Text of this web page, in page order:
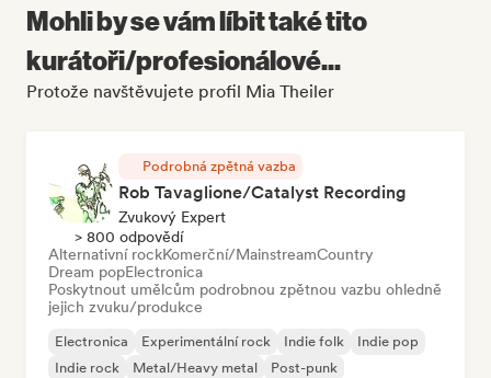
Mohli by se vám líbit také tito
kurátoři/profesionálové...
Protože navštěvujete profil Mia Theiler
Podrobná zpětná vazba
Rob Tavaglione/Catalyst Recording
Zvukový Expert
> 800 odpovědí
Alternativní rockKomerční/MainstreamCountry
Dream popElectronica
Poskytnout umělcům podrobnou zpětnou vazbu ohledně
jejich zvuku/produkce
Electronica Experimentální rock Indie folk
Indie pop
Indie rock
Metal/Heavy metal Post-punk